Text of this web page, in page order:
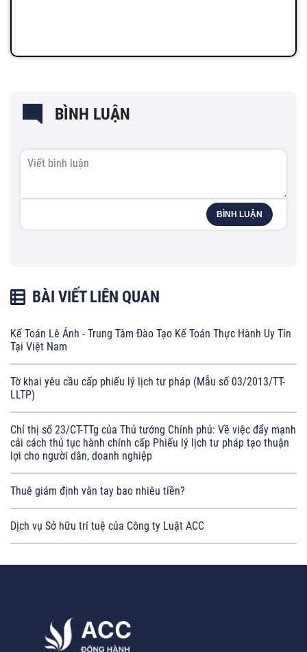
BÌNH LUẬN
BÌNH LUẬN
BÀI VIẾT LIÊN QUAN
Kế Toán Lê Ánh - Trung Tâm Đào Tạo Kế Toán Thực Hành Uy Tín
Tại Việt Nam
Tờ khai yêu cầu cấp phiếu lý lịch tư pháp (Mẫu số 03/2013/TT-
LLTP)
Chỉ thị số 23/CT-TTg của Thủ tướng Chính phủ: Về việc đẩy mạnh
cải cách thủ tục hành chính cấp Phiếu lý lịch tư pháp tạo thuận
lợi cho người dân, doanh nghiệp
Thuê giám định vân tay bao nhiêu tiền?
Dịch vụ Sở hữu trí tuệ của Công ty Luật ACC